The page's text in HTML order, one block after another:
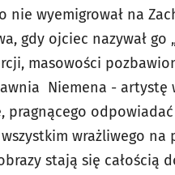
nie wyemigrował na
gdy ojciec nazywał go
masowości
Niemena -
pragnącego
wrażliwego
stają się całością